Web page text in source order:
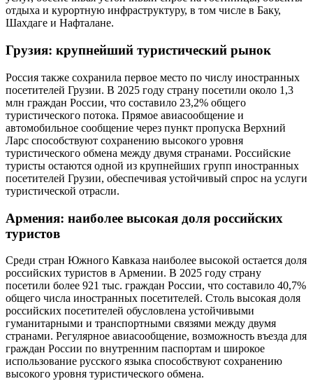
отдыха и курортную инфраструктуру, в том числе в Баку,
Шахдаге и Нафталане.
Грузия: крупнейший туристический рынок
Россия также сохранила первое место по числу иностранных
посетителей Грузии. В 2025 году страну посетили около 1,3
млн граждан России, что составило 23,2% общего
туристического потока. Прямое авиасообщение и
автомобильное сообщение через пункт пропуска Верхний
Ларс способствуют сохранению высокого уровня
туристического обмена между двумя странами. Российские
туристы остаются одной из крупнейших групп иностранных
посетителей Грузии, обеспечивая устойчивый спрос на услуги
туристической отрасли.
Армения: наиболее высокая доля российских
туристов
Среди стран Южного Кавказа наиболее высокой остается доля
российских туристов в Армении. В 2025 году страну
посетили более 921 тыс. граждан России, что составило 40,7%
общего числа иностранных посетителей. Столь высокая доля
российских посетителей обусловлена устойчивыми
гуманитарными и транспортными связями между двумя
странами. Регулярное авиасообщение, возможность въезда для
граждан России по внутренним паспортам и широкое
использование русского языка способствуют сохранению
высокого уровня туристического обмена.